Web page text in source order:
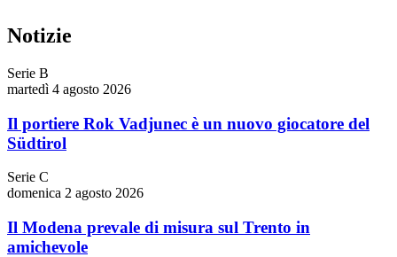
Notizie
Serie B
martedì 4 agosto 2026
Il portiere Rok Vadjunec è un nuovo giocatore del
Südtirol
Serie C
domenica 2 agosto 2026
Il Modena prevale di misura sul Trento in
amichevole